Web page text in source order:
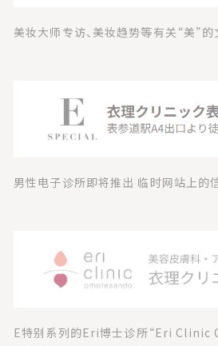
美妆大师专访、美妆趋势等有关“美”的
男性电子诊所即将推出 临时网站上的
E特别系列的Eri博士诊所“Eri Clinic